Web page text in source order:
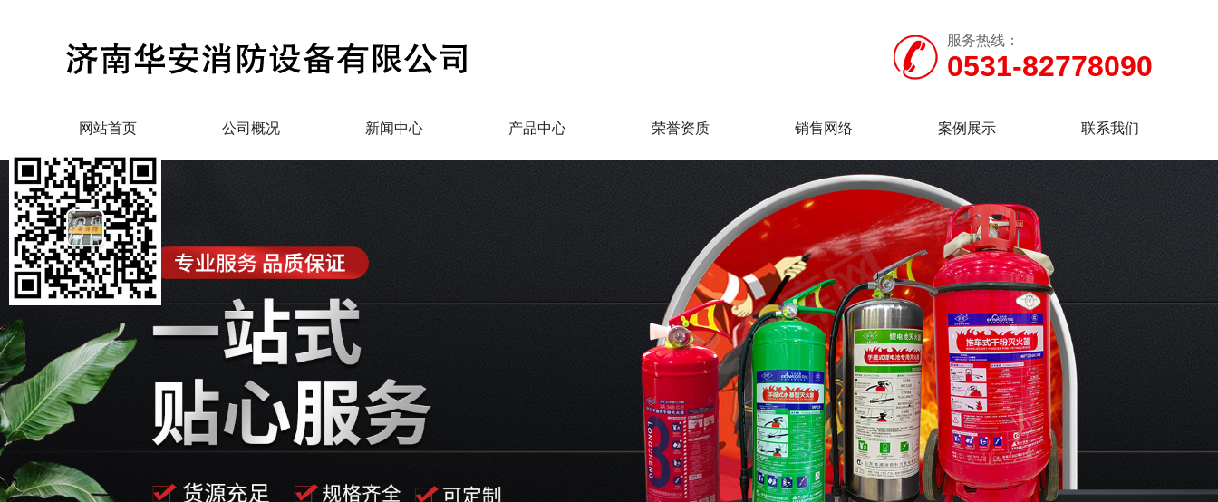
服务热线：
0531-82778090
网站首页 公司概况 新闻中心 产品中心 荣誉资质 销售网络 案例展示 联系我们